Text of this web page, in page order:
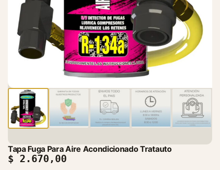
Tapa Fuga Para Aire Acondicionado Tratauto
$ 2.670,00